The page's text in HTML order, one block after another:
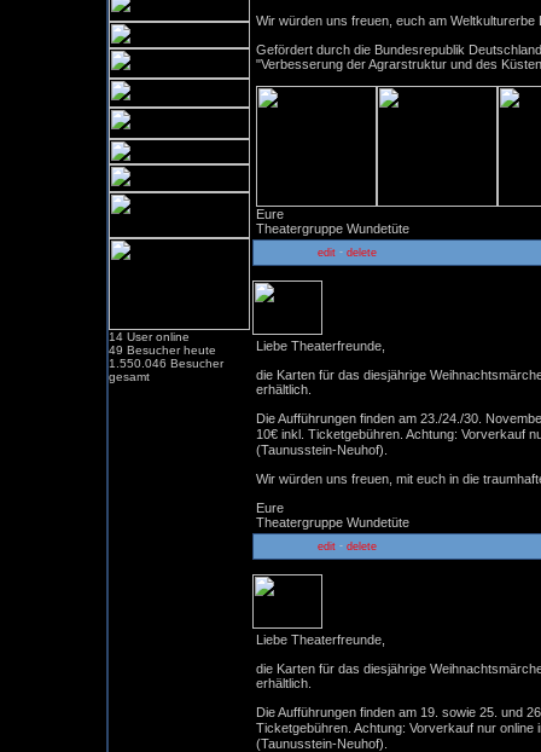
14 User online
49 Besucher heute
1.550.046 Besucher
gesamt
Wir würden uns freuen, euch am Weltkulturerbe
Gefördert durch die Bundesrepublik
"Verbesserung der Agrarstruktur und des
Eure
Theatergruppe Wundetüte
edit- delete
Liebe Theaterfreunde,
die Karten für das diesjährige
erhältlich.
Die Aufführungen finden am 23./24./30.
10€ inkl. Ticketgebühren. Achtung: Vorverkauf
(Taunusstein-Neuhof).
Wir würden uns freuen, mit euch in die
Eure
Theatergruppe Wundetüte
edit- delete
Liebe Theaterfreunde,
die Karten für das diesjährige
erhältlich.
Die Aufführungen finden am 19. sowie 25. und
Ticketgebühren. Achtung: Vorverkauf nur online
(Taunusstein-Neuhof).